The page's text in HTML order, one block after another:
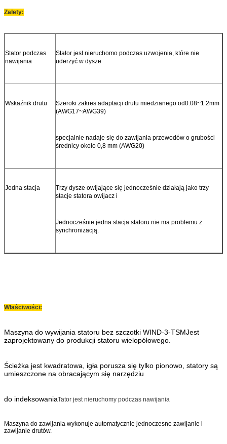
Zalety:
Stator podczas
nawijania
Stator jest nieruchomo podczas uzwojenia, które nie
uderzyć w dysze
Wskaźnik drutu Szeroki zakres adaptacji drutu miedzianego od0.08~1.2mm
(AWG17~AWG39)
specjalnie nadaje się do zawijania przewodów o grubości
średnicy około 0,8 mm (AWG20)
Jedna stacja
Trzy dysze owijające się jednocześnie działają jako trzy
stacje statora owijacz i
Jednocześnie jedna stacja statoru nie ma problemu z
synchronizacją.
Właściwości:
Maszyna do wywijania statoru bez szczotki WIND-3-TSMJest
zaprojektowany do produkcji statoru wielopółowego.
Ścieżka jest kwadratowa, igła porusza się tylko pionowo, statory są
umieszczone na obracającym się narzędziu
do indeksowaniaTator jest nieruchomy podczas nawijania
Maszyna do zawijania wykonuje automatycznie jednoczesne zawijanie i
zawijanie drutów.